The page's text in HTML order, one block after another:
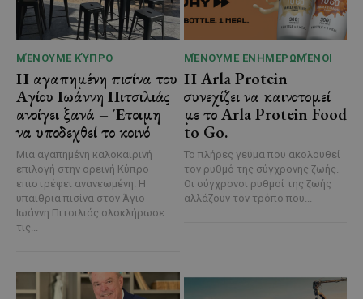
ΜΈΝΟΥΜΕ ΚΎΠΡΟ
Η αγαπημένη πισίνα του
Αγίου Ιωάννη Πιτσιλιάς
ανοίγει ξανά – Έτοιμη
να υποδεχθεί το κοινό
Μια αγαπημένη καλοκαιρινή
επιλογή στην ορεινή Κύπρο
επιστρέφει ανανεωμένη. Η
υπαίθρια πισίνα στον Άγιο
Ιωάννη Πιτσιλιάς ολοκλήρωσε
τις...
ΜΈΝΟΥΜΕ ΕΝΗΜΕΡΩΜΈΝΟΙ
Η Arla Protein
συνεχίζει να καινοτομεί
με το Arla Protein Food
to Go.
Το πλήρες γεύμα που ακολουθεί
τον ρυθμό της σύγχρονης ζωής.
Οι σύγχρονοι ρυθμοί της ζωής
αλλάζουν τον τρόπο που...